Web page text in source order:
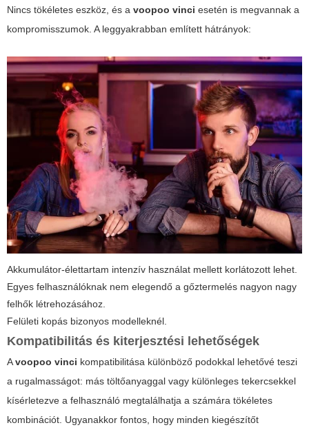
Nincs tökéletes eszköz, és a voopoo vinci esetén is megvannak a
kompromisszumok. A leggyakrabban említett hátrányok:
Akkumulátor-élettartam intenzív használat mellett korlátozott lehet.
Egyes felhasználóknak nem elegendő a gőztermelés nagyon nagy
felhők létrehozásához.
Felületi kopás bizonyos modelleknél.
Kompatibilitás és kiterjesztési lehetőségek
Avoopoo vinci kompatibilitása különböző podokkal lehetővé teszi
a rugalmasságot: más töltőanyaggal vagy különleges tekercsekkel
kísérletezve a felhasználó megtalálhatja a számára tökéletes
kombinációt. Ugyanakkor fontos, hogy minden kiegészítőt